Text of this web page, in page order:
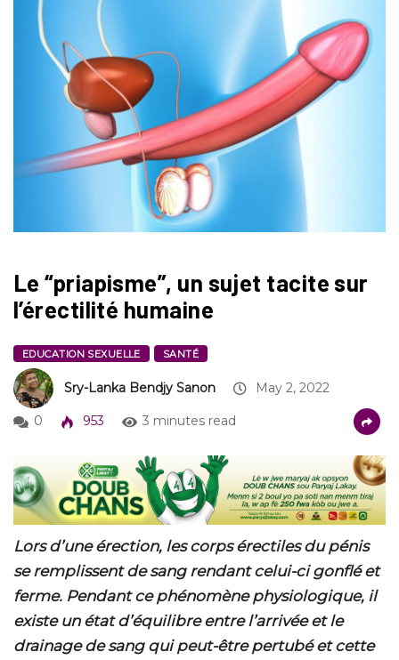
Le “priapisme”, un sujet tacite sur
l’érectilité humaine
EDUCATION SEXUELLE SANTÉ
Sry-Lanka Bendjy Sanon May 2, 2022
0 953 3 minutes read
Lors d’une érection, les corps érectiles du pénis
se remplissent de sang rendant celui-ci gonflé et
ferme. Pendant ce phénomène physiologique, il
existe un état d’équilibre entre l’arrivée et le
drainage de sang qui peut-être pertubé et cette